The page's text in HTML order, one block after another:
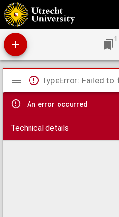
Historischer warhafftiger Bericht und Lehre
und Handel des heiligen Abendmals : in
verfasset
1
Mirador
viewer
TypeError: Failed to
An error occurred
Technical details